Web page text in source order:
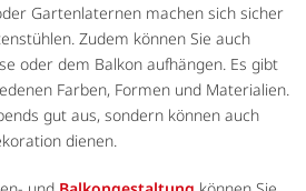
Gartenlaternen machen sich sicher
Zudem können Sie auch
oder dem Balkon aufhängen. Es gibt
Farben, Formen und Materialien.
gut aus, sondern können auch
dienen.